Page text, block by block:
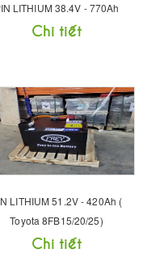
LITHIUM 38.4V - 770Ah
Chi tiết
LITHIUM 51.2V - 420Ah (
Toyota 8FB15/20/25)
Chi tiết